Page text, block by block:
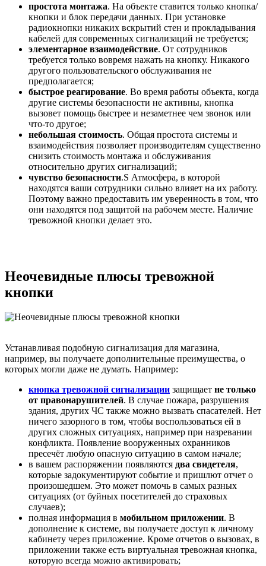
простота монтажа. На объекте ставится только кнопка/
кнопки и блок передачи данных. При установке
радиокнопки никаких вскрытий стен и прокладывания
кабелей для современных сигнализаций не требуется;
элементарное взаимодействие. От сотрудников
требуется только вовремя нажать на кнопку. Никакого
другого пользовательского обслуживания не
предполагается;
быстрое реагирование. Во время работы объекта, когда
другие системы безопасности не активны, кнопка
вызовет помощь быстрее и незаметнее чем звонок или
что-то другое;
небольшая стоимость. Общая простота системы и
взаимодействия позволяет производителям существенно
снизить стоимость монтажа и обслуживания
относительно других сигнализаций;
чувство безопасности.S Атмосфера, в которой
находятся ваши сотрудники сильно влияет на их работу.
Поэтому важно предоставить им уверенность в том, что
они находятся под защитой на рабочем месте. Наличие
тревожной кнопки делает это.
Неочевидные плюсы тревожной
кнопки
Устанавливая подобную сигнализация для магазина,
например, вы получаете дополнительные преимущества, о
которых могли даже не думать. Например:
кнопка тревожной сигнализации защищает не только
от правонарушителей. В случае пожара, разрушения
здания, других ЧС также можно вызвать спасателей. Нет
ничего зазорного в том, чтобы воспользоваться ей в
других сложных ситуациях, например при назревании
конфликта. Появление вооруженных охранников
пресечёт любую опасную ситуацию в самом начале;
в вашем распоряжении появляются два свидетеля,
которые задокументируют событие и пришлют отчет о
произошедшем. Это может помочь в самых разных
ситуациях (от буйных посетителей до страховых
случаев);
полная информация в мобильном приложении. В
дополнение к системе, вы получаете доступ к личному
кабинету через приложение. Кроме отчетов о вызовах, в
приложении также есть виртуальная тревожная кнопка,
которую всегда можно активировать;